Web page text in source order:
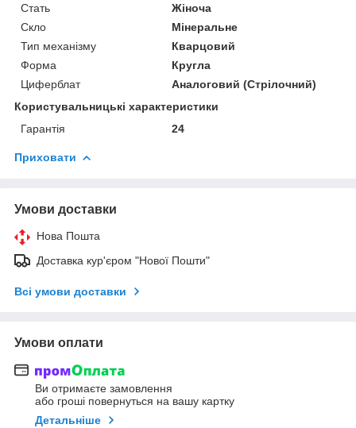
Стать
Жіноча
Скло
Мінеральне
Тип механізму
Кварцовий
Форма
Кругла
Циферблат
Аналоговий (Стрілочний)
Користувальницькі характеристики
Гарантія
24
Приховати
Умови доставки
Нова Пошта
Доставка кур'єром "Нової Пошти"
Всі умови доставки
Умови оплати
Ви отримаєте замовлення
або гроші повернуться на вашу картку
Детальніше